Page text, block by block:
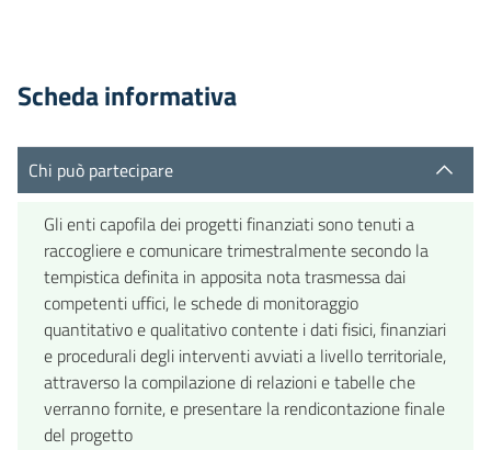
Scheda informativa
Chi può partecipare
Gli enti capofila dei progetti finanziati sono tenuti a
raccogliere e comunicare trimestralmente secondo la
tempistica definita in apposita nota trasmessa dai
competenti uffici, le schede di monitoraggio
quantitativo e qualitativo contente i dati fisici, finanziari
e procedurali degli interventi avviati a livello territoriale,
attraverso la compilazione di relazioni e tabelle che
verranno fornite, e presentare la rendicontazione finale
del progetto